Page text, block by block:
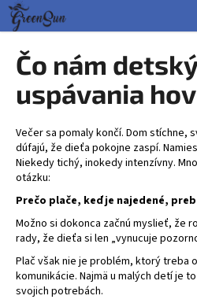
Prejsť
obsah
Čo nám
uspávania
Večer sa pomaly končí. Dom stíchne,
dúfajú, že dieťa pokojne zaspí.
Niekedy tichý, inokedy intenzívny.
otázku:
Prečo plače, keď je najedené,
Možno si dokonca začnú myslieť, že
rady, že dieťa si len „vynucuje
Plač však nie je problém, ktorý treba
komunikácie. Najmä u malých detí je
svojich potrebách.
K
o
Č
o
p
o
t
r
e
b
j
e